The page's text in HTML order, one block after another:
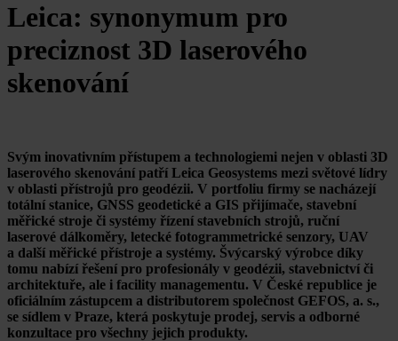
Leica: synonymum pro
preciznost 3D laserového
skenování
Svým inovativním přístupem a technologiemi nejen v oblasti 3D
laserového skenování patří Leica Geosystems mezi světové lídry
v oblasti přístrojů pro geodézii. V portfoliu firmy se nacházejí
totální stanice, GNSS geodetické a GIS přijímače, stavební
měřické stroje či systémy řízení stavebních strojů, ruční
laserové dálkoměry, letecké fotogrammetrické senzory, UAV
a další měřické přístroje a systémy. Švýcarský výrobce díky
tomu nabízí řešení pro profesionály v geodézii, stavebnictví či
architektuře, ale i facility managementu. V České republice je
oficiálním zástupcem a distributorem společnost GEFOS, a. s.,
se sídlem v Praze, která poskytuje prodej, servis a odborné
konzultace pro všechny jejich produkty.